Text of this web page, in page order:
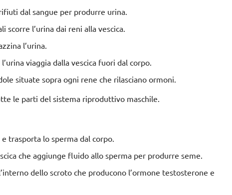
dal sangue per produrre urina.
l’urina dai reni alla vescica.
l’urina.
viaggia dalla vescica fuori dal corpo.
situate sopra ogni rene che rilasciano ormoni.
le parti del sistema riproduttivo maschile.
e trasporta lo sperma dal corpo.
che aggiunge fluido allo sperma per produrre seme.
dello scroto che producono l’ormone testosterone e